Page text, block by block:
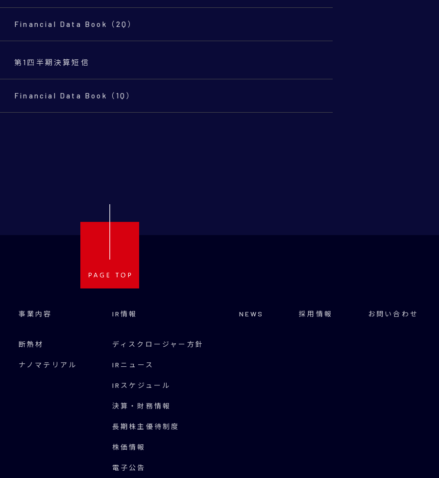
Financial Data Book（2Q）
第1四半期決算短信
Financial Data Book（1Q）
事業内容
断熱材
ナノマテリアル
IR情報
ディスクロージャー方針
IRニュース
IRスケジュール
決算・財務情報
長期株主優待制度
株価情報
電子公告
NEWS 採用情報 お問い合わせ